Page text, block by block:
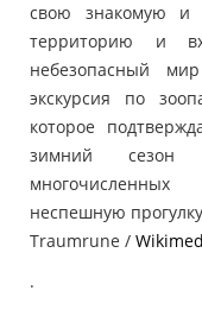
свою знакомую и
территорию и
небезопасный
экскурсия по
которое
зимний сезон
неспешную
Traumrune /
.